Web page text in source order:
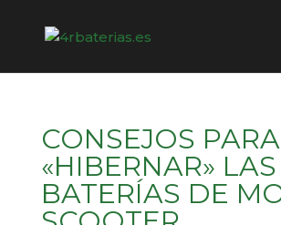
CONSEJOS PARA
«HIBERNAR» LAS
BATERÍAS DE